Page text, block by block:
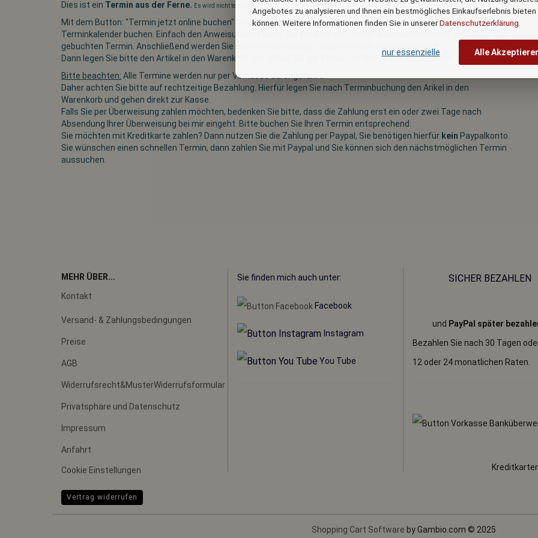
Angebotes zu analysieren und Ihnen ein bestmögliches Einkaufserlebnis bieten
können. Weitere Informationen finden Sie in unsererDatenschutzerklärung
Alle
nur essenzielle
Dies ist ein Termin aus der Ferne. Es wird nicht telefoniert.
Mit dem Button: "Termin jetzt online buchen" können Sie zuerst Ihren Wunschtermin direkt auf meinem Online-
Terminkalender buchen. Einfach den Anweisungen folgen. Sie erhalten am Schluß automatisch eine E-Mail mit Ihrem
gebuchten Termin. Anschließend werden Sie automatisch wieder zu dieser Seite zurück gebracht.
Dann legen Sie bitte den Artikel in den Warenkorb und gehen Sie zur Kasse, um den Artikel zu bezahlen.
Bitte beachten: Alle Termine werden nur per Vorkasse durchgeführt.
Daher achten Sie bitte auf rechtzeitige Bezahlung. Hierfür legen Sie nach Terminbuchung den Arikel in den
Warenkorb und gehen direkt zur Kasse.
Falls Sie per Überweisung zahlen möchten, bedenken Sie bitte, dass die Zahlung erst ein oder zwei Tage nach
Absendung Ihrer Überweisung bei mir eingeht. Bitte buchen Sie Ihren Termin entsprechend.
Sie möchten mit Kreditkarte zahlen? Dann nutzen Sie die Zahlung per Paypal, Sie benötigen hierfür kein Paypalkonto.
Sie wünschen einen schnellen Termin, dann zahlen Sie mit Paypal und Sie können sich den nächstmöglichen Termin
aussuchen.
MEHR ÜBER...
Kontakt
Versand- & Zahlungsbedingungen
Preise
AGB
Widerrufsrecht&MusterWiderrufsformular
Privatsphäre und Datenschutz
Impressum
Anfahrt
Cookie Einstellungen
Sie finden mich auch unter:
Facebook
Instagram
You Tube
SICHER BEZAHLEN
und PayPal später
Bezahlen Sie nach 30 Tagen
12 oder 24 monatlichen Raten.
Vertrag widerrufen
Shopping Cart Software by Gambio.com © 2025